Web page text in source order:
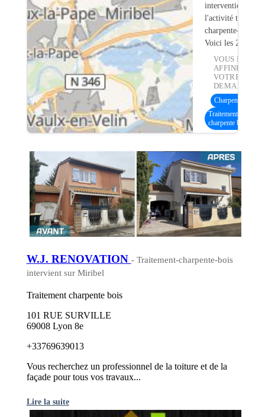
intervention sur
l'activité
charpente-bois.
Voici les 20
VOUS
AFFINER
VOTRE
DEMANDE :
Charpente bois
Traitement
charpente bois
W.J. RENOVATION - Traitement-charpente-bois
intervient sur Miribel
Traitement charpente bois
101 RUE SURVILLE
69008 Lyon 8e
+33769639013
Vous recherchez un professionnel de la toiture et de la
façade pour tous vos travaux...
Lire la suite